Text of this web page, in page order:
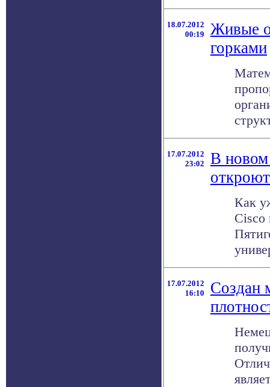
18.07.2012
00:19
Живые
горками
17.07.2012
23:02
В новом
Как
Cisco
17.07.2012
16:10
Создан